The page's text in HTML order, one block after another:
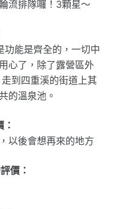
流排隊囉！3顆星～
能是齊全的，一切中
心了，除了露營區外
到四重溪的街道上其
的溫泉池。
以後會想再來的地方
價：